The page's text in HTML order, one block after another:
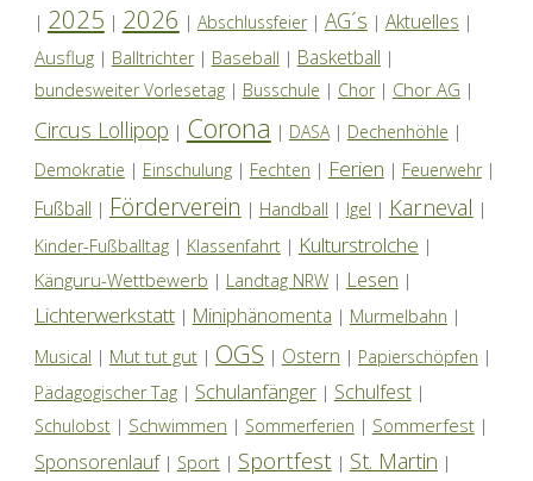
| 2025 | 2026 | Abschlussfeier| AG´s | Aktuelles |
Ausflug| Balltrichter| Baseball | Basketball |
bundesweiter Vorlesetag| Busschule | Chor| Chor AG |
Circus Lollipop | Corona | DASA| Dechenhöhle |
Demokratie | Einschulung| Fechten | Ferien | Feuerwehr|
Fußball | Förderverein | Handball | Igel | Karneval |
Kinder-Fußballtag| Klassenfahrt| Kulturstrolche |
Känguru-Wettbewerb | Landtag NRW| Lesen |
Lichterwerkstatt| Miniphänomenta | Murmelbahn |
Musical | Mut tut gut| OGS | Ostern | Papierschöpfen |
Pädagogischer Tag| Schulanfänger| Schulfest|
Schulobst| Schwimmen | Sommerferien | Sommerfest|
Sponsorenlauf| Sport| Sportfest | St. Martin |